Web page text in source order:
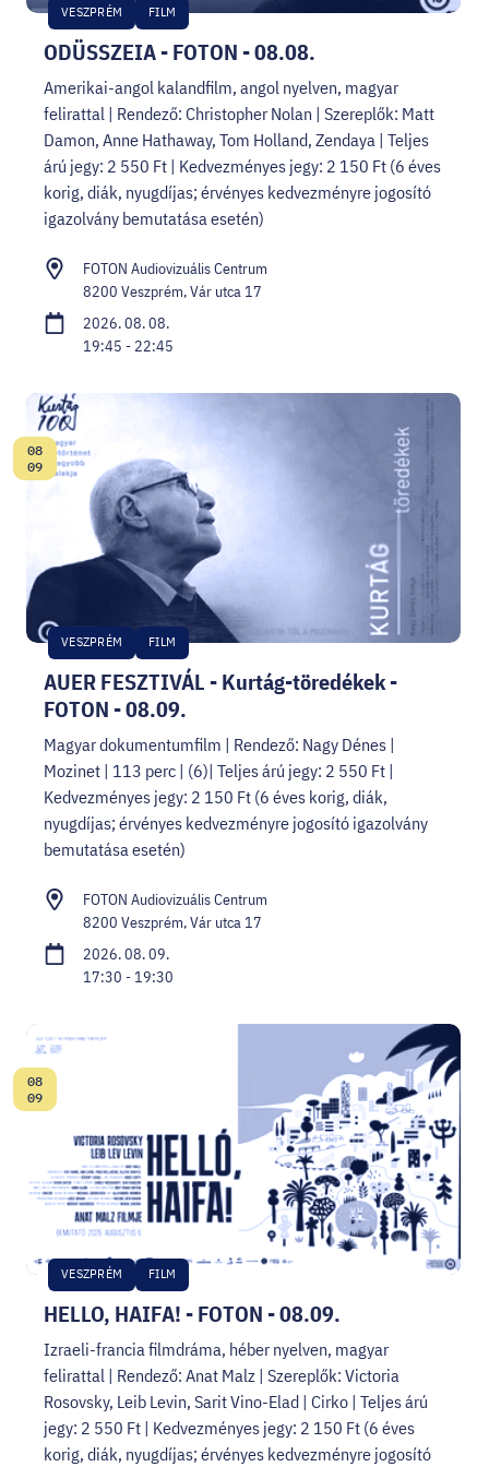
ODÜSSZEIA - FOTON - 08.08.
VESZPRÉM FILM
Amerikai-angol kalandfilm, angol nyelven, magyar
felirattal | Rendező: Christopher Nolan | Szereplők: Matt
Damon, Anne Hathaway, Tom Holland, Zendaya | Teljes
árú jegy: 2 550 Ft | Kedvezményes jegy: 2 150 Ft (6 éves
korig, diák, nyugdíjas; érvényes kedvezményre jogosító
igazolvány bemutatása esetén)
FOTON Audiovizuális Centrum
8200 Veszprém, Vár utca 17
2026. 08. 08.
19:45 - 22:45
AUER FESZTIVÁL - Kurtág-töredékek -
FOTON - 08.09.
VESZPRÉM FILM
Dátum:
08
09
Magyar dokumentumfilm | Rendező: Nagy Dénes |
Mozinet | 113 perc | (6)| Teljes árú jegy: 2 550 Ft |
Kedvezményes jegy: 2 150 Ft (6 éves korig, diák,
nyugdíjas; érvényes kedvezményre jogosító igazolvány
bemutatása esetén)
FOTON Audiovizuális Centrum
8200 Veszprém, Vár utca 17
2026. 08. 09.
17:30 - 19:30
HELLO, HAIFA! - FOTON - 08.09.
VESZPRÉM FILM
Dátum:
08
09
Izraeli-francia filmdráma, héber nyelven, magyar
felirattal | Rendező: Anat Malz | Szereplők: Victoria
Rosovsky, Leib Levin, Sarit Vino-Elad | Cirko | Teljes árú
jegy: 2 550 Ft | Kedvezményes jegy: 2 150 Ft (6 éves
korig, diák, nyugdíjas; érvényes kedvezményre jogosító